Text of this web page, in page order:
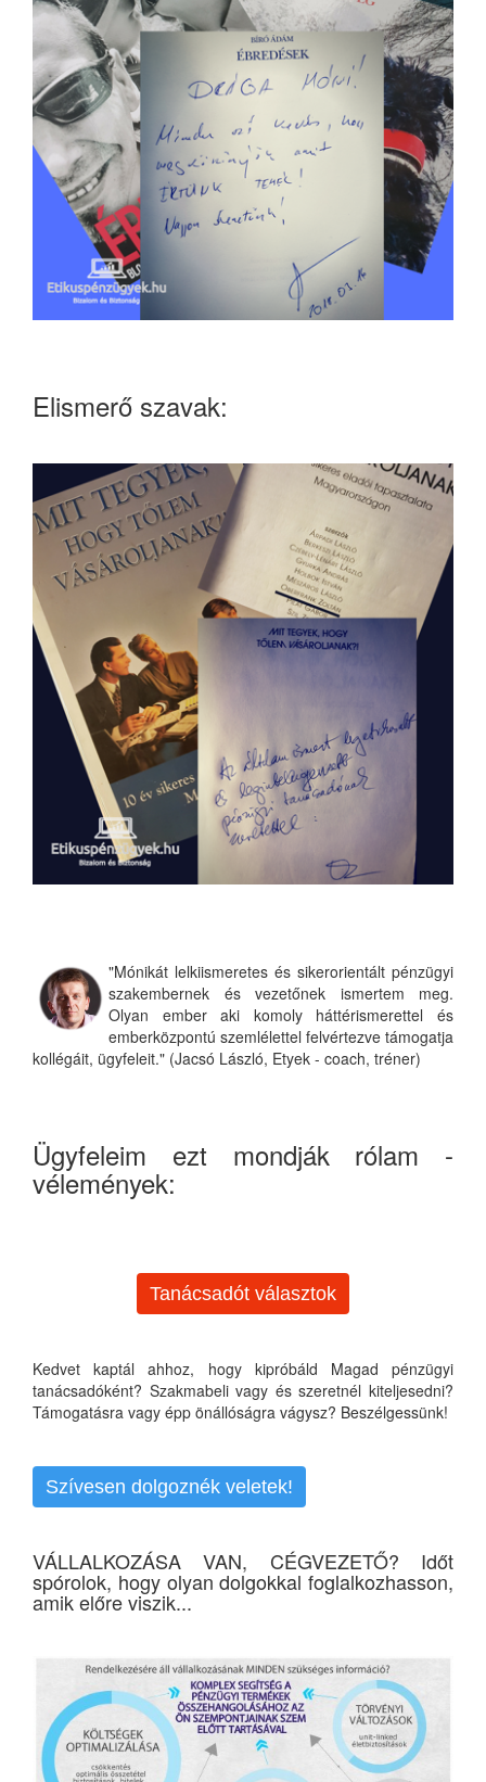
Elismerő szavak:
"Mónikát lelkiismeretes és sikerorientált pénzügyi
szakembernek és vezetőnek ismertem meg.
Olyan ember aki komoly háttérismerettel és
emberközpontú szemlélettel felvértezve támogatja
kollégáit, ügyfeleit." (Jacsó László, Etyek - coach, tréner)
Ügyfeleim ezt mondják rólam -
vélemények:
Tanácsadót választok
Kedvet kaptál ahhoz, hogy kipróbáld Magad pénzügyi
tanácsadóként? Szakmabeli vagy és szeretnél kiteljesedni?
Támogatásra vagy épp önállóságra vágysz? Beszélgessünk!
Szívesen dolgoznék veletek!
VÁLLALKOZÁSA VAN, CÉGVEZETŐ? Időt
spórolok, hogy olyan dolgokkal foglalkozhasson,
amik előre viszik...